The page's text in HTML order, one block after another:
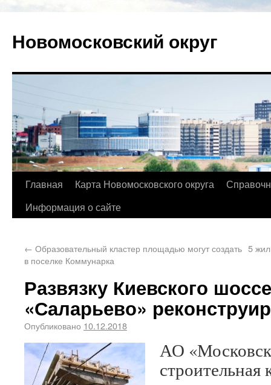
Новомосковский округ
Главная Карта Новомосковского округа
Информация о сайте
← Образовательный кластер площадью могут создать
в поселке Коммунарка
5
Развязку Киевского
«Саларьево»
Опубликовано 10.12.2018
АО
строительная